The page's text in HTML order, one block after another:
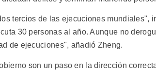
tercios de las ejecuciones mundiales",
30 personas al año. Aunque no
de ejecuciones", añadió Zheng.
son un paso en la dirección